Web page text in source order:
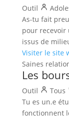
Outil
As-tu fait
pour recevoir
issus de
Visiter le site
Saines
Les
Outil Tous
Tu es un.e
fonctionnent